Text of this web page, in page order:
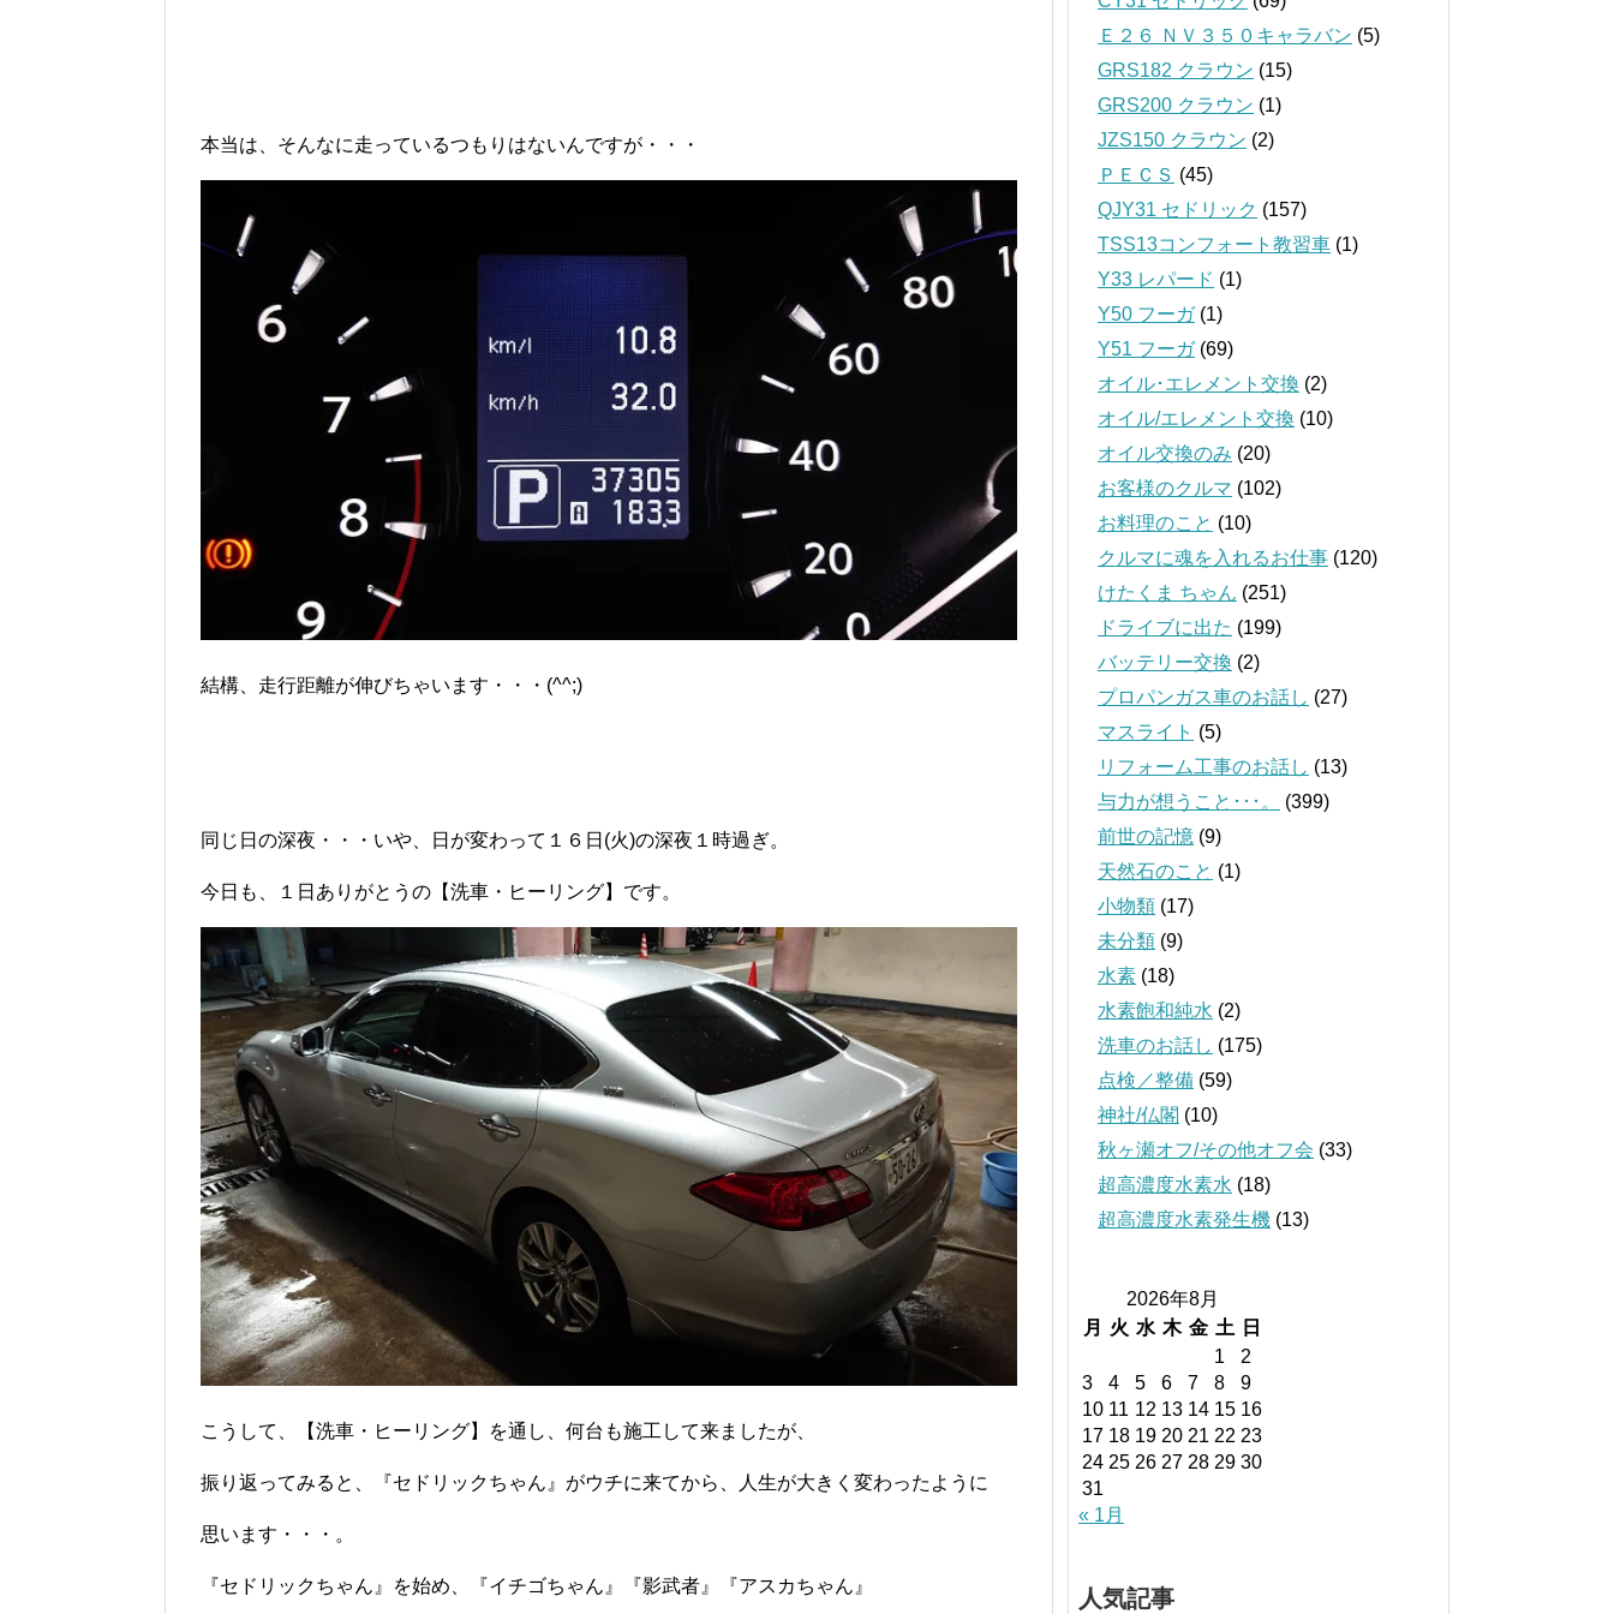
本当は、そんなに走っているつもりはないんですが・・・
結構、走行距離が伸びちゃいます・・・(^^;)ゞ
同じ日の深夜・・・いや、日が変わって１６日(火)の深夜１時過ぎ。
今日も、１日ありがとうの【洗車・ヒーリング】です。
こうして、【洗車・ヒーリング】を通し、何台も施工して来ましたが、
振り返ってみると、『セドリックちゃん』がウチに来てから、人生が大きく変わったように
思います・・・。
『セドリックちゃん』を始め、『イチゴちゃん』『影武者』『アスカちゃん』
Ｅ２６ ＮＶ３５０キャラバン (5)
GRS182 クラウン (15)
GRS200 クラウン (1)
JZS150 クラウン (2)
ＰＥＣＳ (45)
QJY31 セドリック (157)
TSS13コンフォート教習車 (1)
Y33 レパード (1)
Y50 フーガ(1)
Y51 フーガ(69)
オイル･エレメント交換 (2)
オイル/エレメント交換 (10)
オイル交換のみ (20)
お客様のクルマ (102)
お料理のこと (10)
クルマに魂を入れるお仕事 (120)
けたくま ちゃん (251)
ドライブに出た (199)
バッテリー交換 (2)
プロパンガス車のお話し (27)
マスライト (5)
リフォーム工事のお話し (13)
与力が想うこと･･･。
(399)
前世の記憶 (9)
天然石のこと (1)
小物類 (17)
未分類 (9)
水素 (18)
水素飽和純水 (2)
洗車のお話し (175)
点検／整備 (59)
神社/仏閣 (10)
秋ヶ瀬オフ/その他オフ会 (33)
超高濃度水素水 (18)
超高濃度水素発生機 (13)
2026年8月
月
火 水 木 金 土
日
1
2
3
4 5 6 7 8
9
10 11 12 13 14 15 16
17 18 19 20 21 22 23
24 25 26 27 28 29 30
31
« 1月
人気記事